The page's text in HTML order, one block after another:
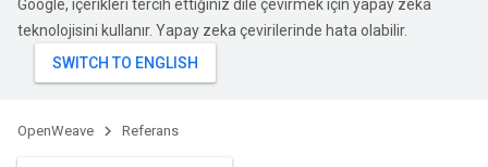
Google, içerikleri tercih ettiğiniz dile çevirmek için yapay zeka
teknolojisini kullanır. Yapay zeka çevirilerinde hata olabilir.
OpenWeave Referans